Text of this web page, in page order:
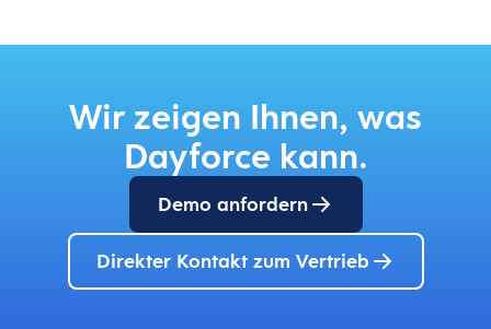
Wir zeigen Ihnen, was
Dayforce kann.
Demo anfordern
Direkter Kontakt zum Vertrieb